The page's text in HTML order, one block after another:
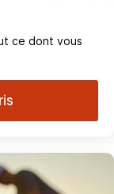
ce dont vous